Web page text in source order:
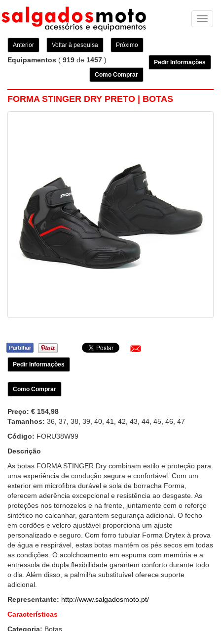
Anterior Voltar à pesquisa Próximo
Equipamentos ( 919 de 1457 )
Pedir Informações
Como Comprar
FORMA STINGER DRY PRETO | BOTAS
Pedir Informações
Como Comprar
Preço: € 154,98
Tamanhos: 36, 37, 38, 39, 40, 41, 42, 43, 44, 45, 46, 47
Código: FORU38W99
Descrição
As botas FORMA STINGER Dry combinam estilo e proteção para
uma experiência de condução segura e confortável. Com um
exterior em microfibra durável e sola de borracha Forma,
oferecem aderência excepcional e resistência ao desgaste. As
proteções nos tornozelos e na frente, juntamente com o reforço
sintético no calcanhar, garantem segurança adicional. O fecho
em cordões e velcro ajustável proporciona um ajuste
personalizado e seguro. Com forro tubular Forma Drytex à prova
de água e respirável, estas botas mantêm os pés secos em todas
as condições. O acolchoamento em espuma com memória e a
entressola de dupla flexibilidade garantem conforto durante todo
o dia. Além disso, a palmilha substituível oferece suporte
adicional.
Representante: http://www.salgadosmoto.pt/
Características
Categoria: Botas